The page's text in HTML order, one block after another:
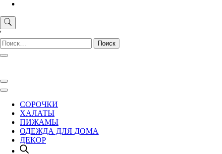
'
Найти:
СОРОЧКИ
ХАЛАТЫ
ПИЖАМЫ
ОДЕЖДА ДЛЯ ДОМА
ДЕКОР